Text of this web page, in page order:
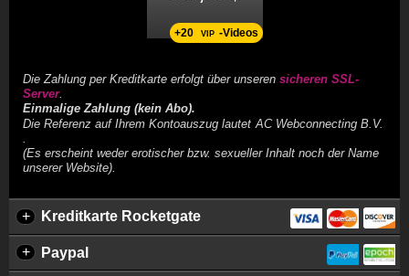
+20 VIP -Videos
Die Zahlung per Kreditkarte erfolgt über unseren sicheren SSL-
Server.
Einmalige Zahlung (kein Abo).
Die Referenz auf Ihrem Kontoauszug lautet
.
(Es erscheint weder erotischer bzw. sexueller Inhalt noch der Name
unserer Website).
+ Kreditkarte Rocketgate
+ Paypal